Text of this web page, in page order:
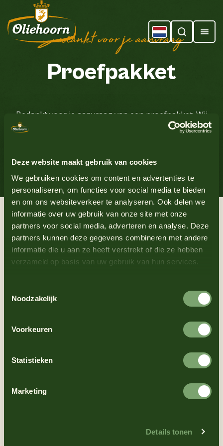
Deze website maakt gebruik van cookies
We gebruiken cookies om content en advertenties te
personaliseren, om functies voor social media te bieden
en om ons websiteverkeer te analyseren. Ook delen we
informatie over uw gebruik van onze site met onze
partners voor social media, adverteren en analyse. Deze
partners kunnen deze gegevens combineren met andere
informatie die u aan ze heeft verstrekt of die ze hebben
verzameld op basis van uw gebruik van hun services.
Noodzakelijk
Voorkeuren
Statistieken
Marketing
Details tonen
Bedankt voor je aanvraag
Proefpakket
Bedankt voor je aanvraag van een proefpakket. Wij
nemen de aanvraag in behandeling.
Terug naar de homepagina
lekker
aanbiedingen, het laatste nieuws en sneak peeks van